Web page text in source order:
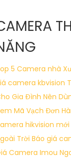
hợp với túi
cao và tính
lựa chọn hoàn
5 Camera nhà
camera kbvision
Gia Đình Nên
Mã Vạch Đơn
hikvision mới
Trời Báo giá
Camera Imou